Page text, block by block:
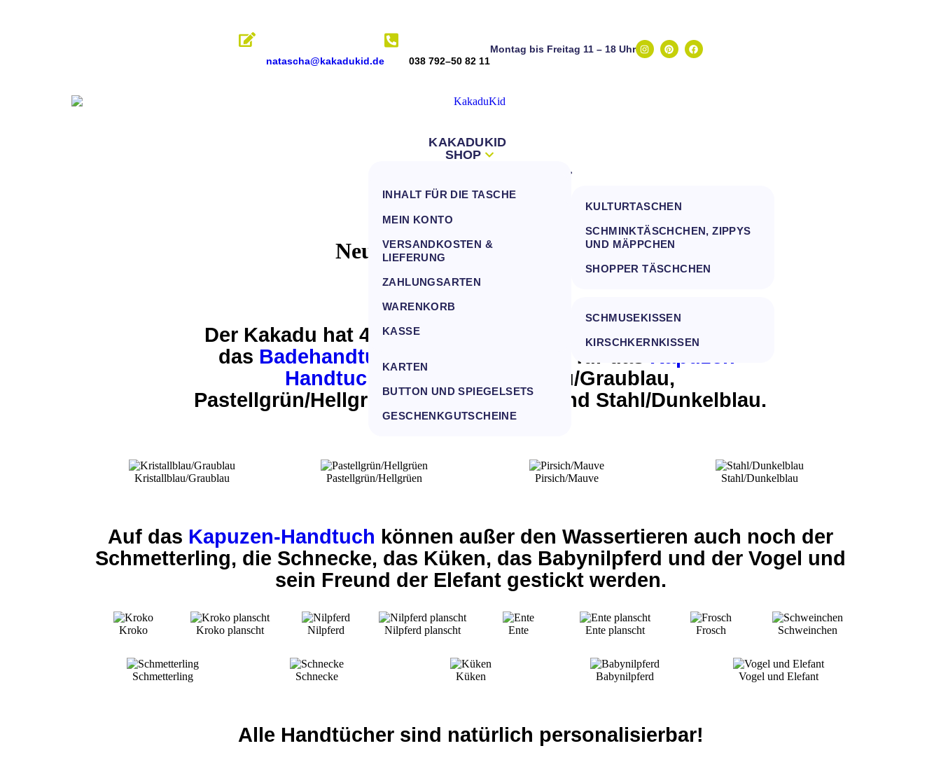
natascha@kakadukid.de 038 792–50 82 11
Montag bis Freitag 11 – 18 Uhr
KAKADUKID
SHOP
KULTURTASCHEN
SCHMINKTÄSCHCHEN, ZIPPYS
UND MÄPPCHEN
SHOPPER TÄSCHCHEN
HANDTÜCHER
MULLWINDELN, LÄTZCHEN UND
SCHMUSEKISSEN
KIRSCHKERNKISSEN
KARTEN
BUTTON UND SPIEGELSETS
GESCHENKGUTSCHEINE
INHALT FÜR DIE TASCHE
FRAGEN AN DEN KAKADU
VERSANDKOSTEN &
DEIN KONTO
MEIN KONTO
VERSANDKOSTEN &
LIEFERUNG
ZAHLUNGSARTEN
WARENKORB
KASSE
Neue Bade-Handtuchfarben
Der Kakadu hat4 neue Handtuchfarbenim Programm für
das Badehandtuch . Die neuen Farbe für das
Handtuch
heißen: Kristallblau/Graublau,
Pastellgrün/Hellgrün, Pfirsich/Mauve
und Stahl/Dunkelblau.
Kristallblau/Graublau Pastellgrün/Hellgrüen Pirsich/Mauve Stahl/Dunkelblau
Auf das Kapuzen-Handtuch können außer den Wassertieren auch noch der
Schmetterling, die Schnecke, das Küken, das Babynilpferd und der Vogel und
sein Freund der Elefant gestickt werden.
Kroko Kroko planscht Nilpferd Nilpferd planscht Ente Ente planscht Frosch Schweinchen
Schmetterling Schnecke Küken Babynilpferd Vogel und Elefant
Alle Handtücher sind natürlich personalisierbar!